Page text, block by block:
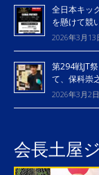
全日本キッ
を懸けて競
2026年3月13
第294戦JT
て、保科崇
2026年3月2日
会長土屋